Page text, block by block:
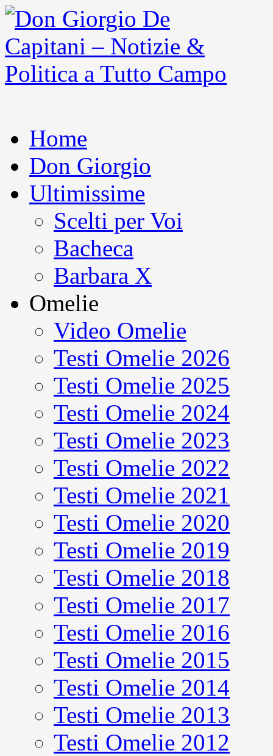
Home
Don Giorgio
Ultimissime
Scelti per Voi
Bacheca
Barbara X
Omelie
Video Omelie
Testi Omelie 2026
Testi Omelie 2025
Testi Omelie 2024
Testi Omelie 2023
Testi Omelie 2022
Testi Omelie 2021
Testi Omelie 2020
Testi Omelie 2019
Testi Omelie 2018
Testi Omelie 2017
Testi Omelie 2016
Testi Omelie 2015
Testi Omelie 2014
Testi Omelie 2013
Testi Omelie 2012